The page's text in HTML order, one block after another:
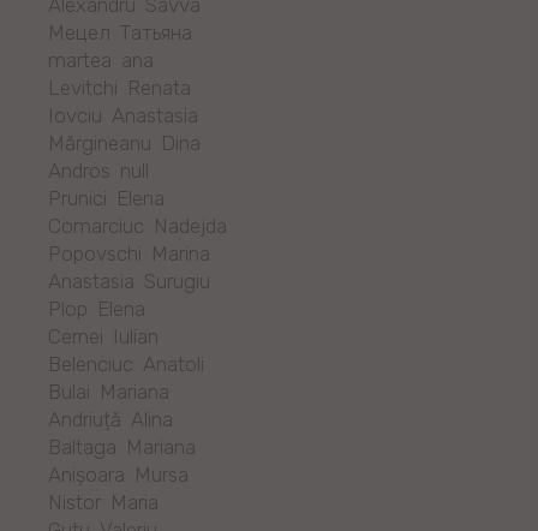
Мецел Татьяна
martea ana
Levitchi Renata
Iovciu Anastasia
Mărgineanu Dina
Andros null
Prunici Elena
Comarciuc Nadejda
Popovschi Marina
Anastasia Surugiu
Plop Elena
Cernei Iulian
Belenciuc Anatoli
Bulai Mariana
Andriuță Alina
Baltaga Mariana
Anişoara Mursa
Nistor Maria